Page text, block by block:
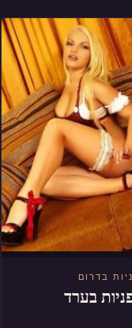
בדרום
בערד